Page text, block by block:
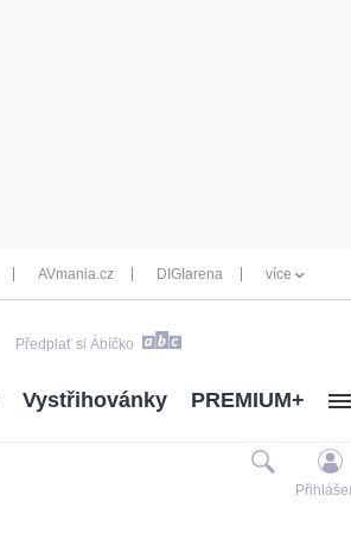
AVmania.cz DIGIarena více
Předplať si Ábíčko
Vystřihovánky PREMIUM+